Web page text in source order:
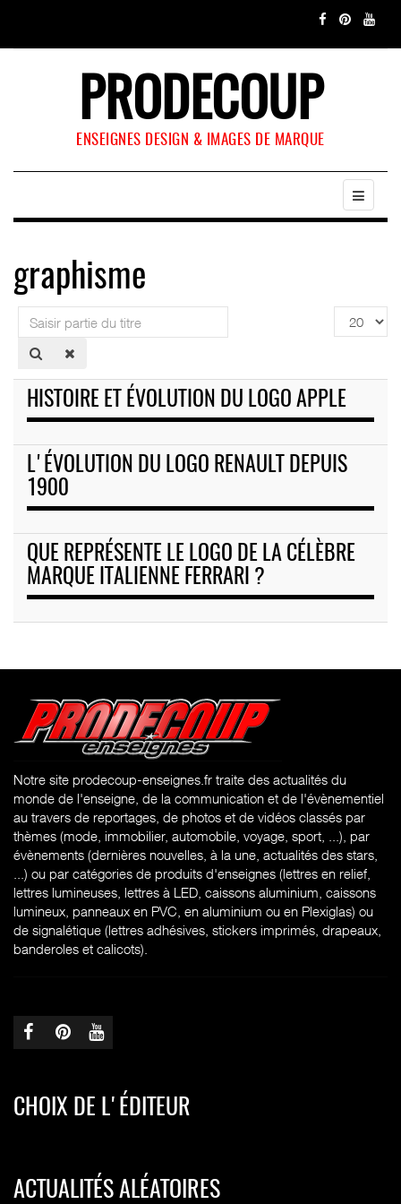
PRODECOUP
ENSEIGNES DESIGN & IMAGES DE MARQUE
graphisme
Saisir
partie
du
Affichage
#
HISTOIRE ET ÉVOLUTION DU LOGO APPLE
L'ÉVOLUTION DU LOGO RENAULT DEPUIS
1900
QUE REPRÉSENTE LE LOGO DE LA CÉLÈBRE
MARQUE ITALIENNE FERRARI ?
Notre site prodecoup-enseignes.fr traite des actualités du
monde de l'enseigne, de la communication et de l'évènementiel
au travers de reportages, de photos et de vidéos classés par
thèmes (mode, immobilier, automobile, voyage, sport, ...), par
évènements (dernières nouvelles, à la une, actualités des stars,
...) ou par catégories de produits d'enseignes (lettres en relief,
lettres lumineuses, lettres à LED, caissons aluminium, caissons
lumineux, panneaux en PVC, en aluminium ou en Plexiglas) ou
de signalétique (lettres adhésives, stickers imprimés, drapeaux,
banderoles et calicots).
CHOIX DE L'ÉDITEUR
ACTUALITÉS ALÉATOIRES